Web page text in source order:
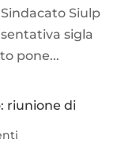
Siulp
sigla
pone...
riunione di